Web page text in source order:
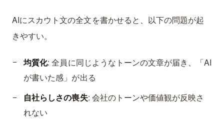
AIにスカウト文の全文を書かせると、以下の問題が起
きやすい。
均質化: 全員に同じようなトーンの文章が届き、「AI
が書いた感」が出る
自社らしさの喪失: 会社のトーンや価値観が反映さ
れない